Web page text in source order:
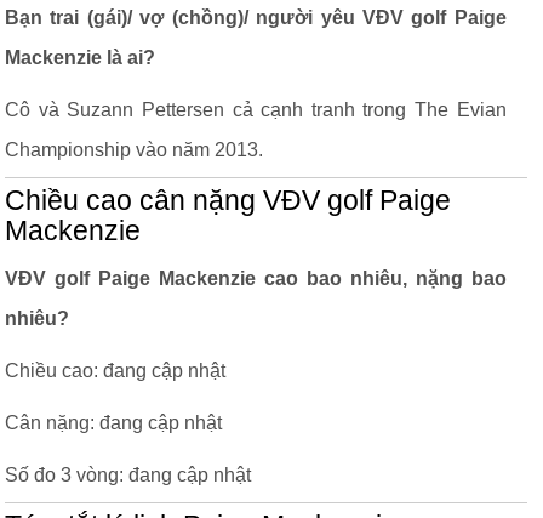
Bạn trai (gái)/ vợ (chồng)/ người yêu VĐV golf Paige
Mackenzie là ai?
Cô và Suzann Pettersen cả cạnh tranh trong The Evian
Championship vào năm 2013.
Chiều cao cân nặng VĐV golf Paige
Mackenzie
VĐV golf Paige Mackenzie cao bao nhiêu, nặng bao
nhiêu?
Chiều cao: đang cập nhật
Cân nặng: đang cập nhật
Số đo 3 vòng: đang cập nhật